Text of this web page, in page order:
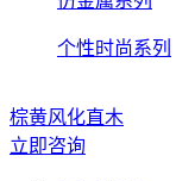
个性时尚系列
棕黄风化直木
立即咨询